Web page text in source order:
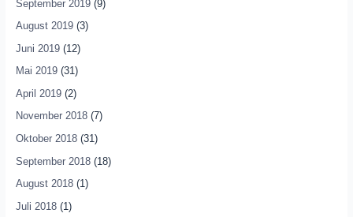
September 2019(9)
August 2019(3)
Juni 2019(12)
Mai 2019(31)
April 2019(2)
November 2018(7)
Oktober 2018(31)
September 2018(18)
August 2018(1)
Juli 2018(1)